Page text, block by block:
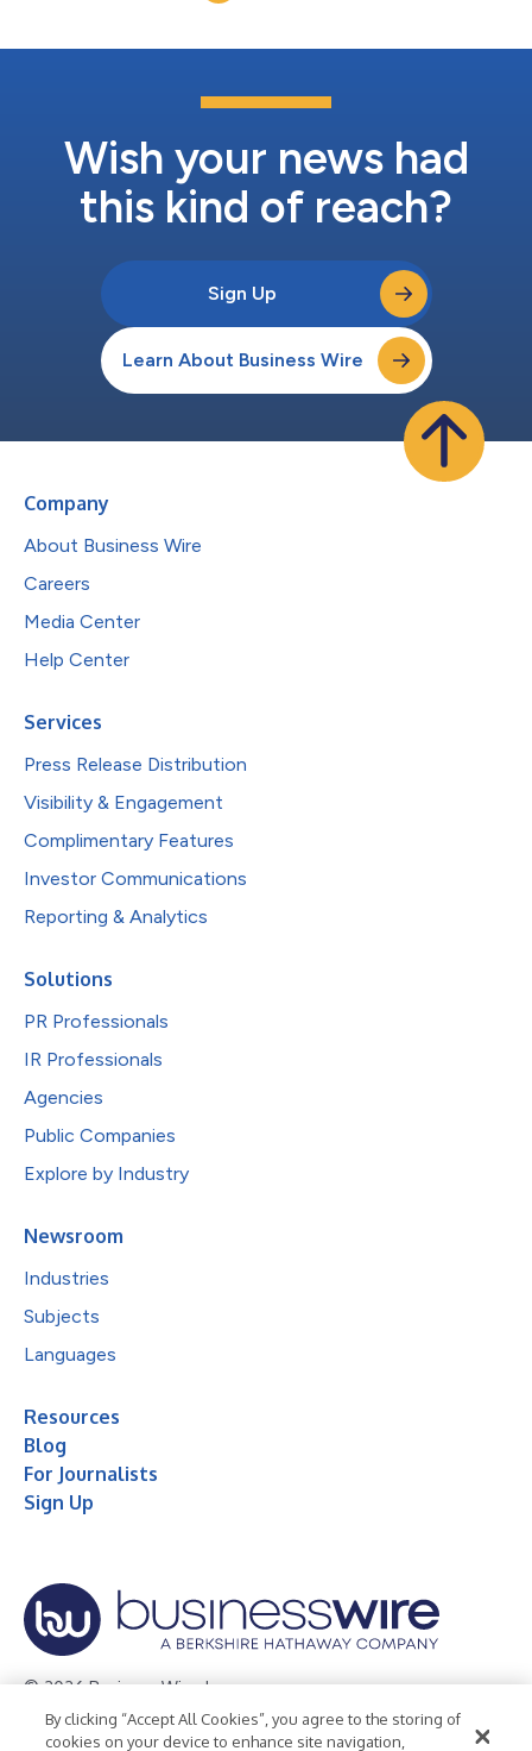
表しました。 IDC MarketScapeの「インテリジェント・カスタマ
ァーストのAI駆動型ソリューションへ進化していることを示して
のやり取りの効率化、個別化の推進、複数チャネルにわたるデー
タ収集とコミュニケーションの複雑化への適応が可能になりま
Wish your news had
this kind of reach?
Sign Up
Learn About Business Wire
Company
About Business Wire
Careers
Media Center
Help Center
Services
Press Release Distribution
Visibility & Engagement
Complimentary Features
Investor Communications
Reporting & Analytics
Solutions
PR Professionals
IR Professionals
Agencies
Public Companies
Explore by Industry
Newsroom
Industries
Subjects
Languages
Resources
Blog
For Journalists
Sign Up
© 2026 Business Wire, Inc.
Privacy Policy Cookie Policy Accessibility Statement
By clicking “Accept All Cookies”, you agree to the storing of
cookies on your device to enhance site navigation,